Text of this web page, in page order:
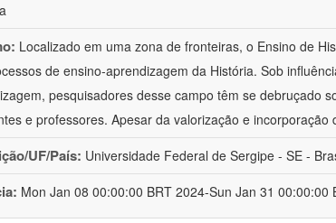
Localizado em uma zona de fronteiras, o Ensino de
de ensino-aprendizagem da História. Sob
pesquisadores desse campo têm se debruçado
e professores. Apesar da valorização e incorporação
UF/País: Universidade Federal de Sergipe - SE -
Mon Jan 08 00:00:00 BRT 2024-Sun Jan 31 00:00:00